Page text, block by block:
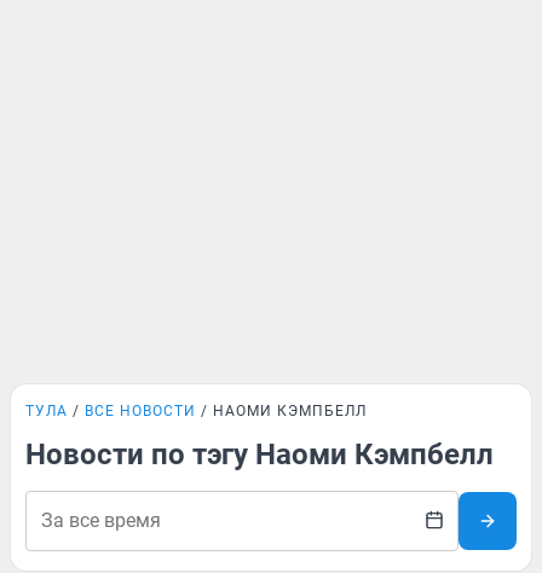
ТУЛА ВСЕ НОВОСТИ НАОМИ КЭМПБЕЛЛ
Новости по тэгу Наоми Кэмпбелл